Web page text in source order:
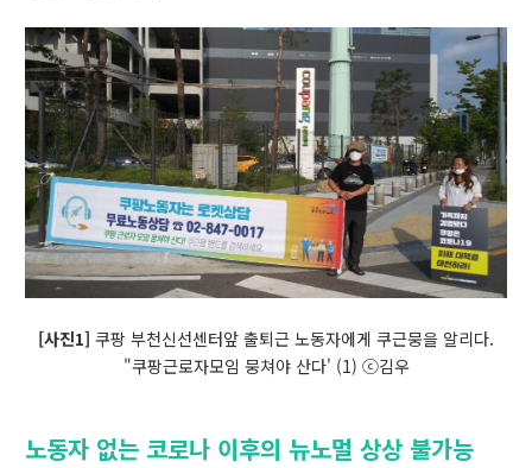
[사진1] 쿠팡 부천신선센터앞 출퇴근 노동자에게 쿠근뭉을 알리다.
"쿠팡근로자모임 뭉쳐야 산다' (1) ⓒ김우
노동자 없는 코로나 이후의 뉴노멀 상상 불가능